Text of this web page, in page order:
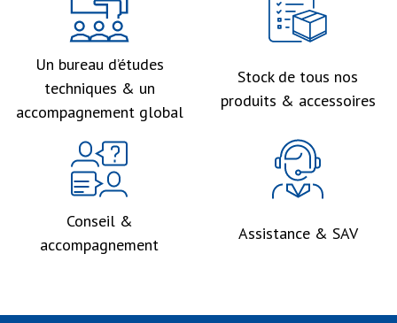
Un bureau d’études
techniques & un
accompagnement global
Stock de tous nos
produits & accessoires
Conseil &
accompagnement
Assistance & SAV